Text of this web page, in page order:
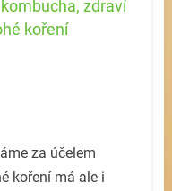
zdraví
koření
za účelem
koření má ale i